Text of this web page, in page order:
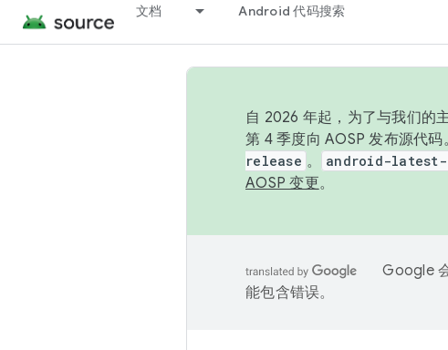
文档 Android 代码搜索
自 2026 年起，为了与我们的
第 4 季度向 AOSP 发布源代
release 。 android-latest-
AOSP 变更。
Google
能包含错误。